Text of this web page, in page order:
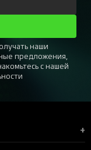
наши
предложения,
с нашей
+